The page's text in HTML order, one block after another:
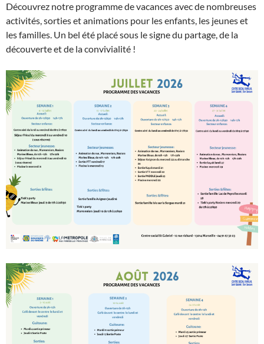
Découvrez notre programme de vacances avec de nombreuses
activités, sorties et animations pour les enfants, les jeunes et
les familles. Un bel été placé sous le signe du partage, de la
découverte et de la convivialité !